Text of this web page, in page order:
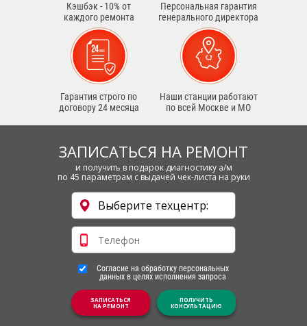
Кэшбэк - 10% от
каждого ремонта
Персональная гарантия
генерального директора
Гарантия строго по
договору 24 месяца
Наши станции работают
по всей Москве и МО
ЗАПИСАТЬСЯ НА РЕМОНТ
и получить в подарок диагностику а/м
по 45 параметрам с выдачей чек-листа на руки
Согласие на обработку персональных
данных в целях исполнения запроса
ЗАПИСАТЬСЯ
НА РЕМОНТ
ПОЛУЧИТЬ
КОНСУЛЬТАЦИЮ